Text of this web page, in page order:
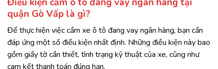
Điều kiện cầm ô tô đang vay ngân hàng tại
quận Gò Vấp là gì?
Để thực hiện việc cầm xe ô tô đang vay ngân hàng, bạn cần
đáp ứng một số điều kiện nhất định. Những điều kiện này bao
gồm giấy tờ cần thiết, tình trạng kỹ thuật của xe, cũng như
cam kết thanh toán đúng hạn.